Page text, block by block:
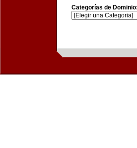
Categorías de Dominio: